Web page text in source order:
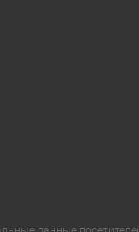
данные